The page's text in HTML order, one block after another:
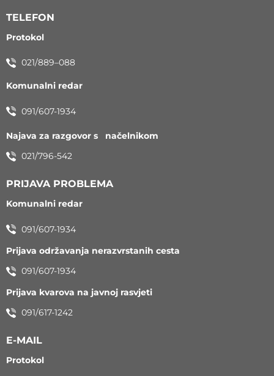
TELEFON
Protokol
021/889–088
Komunalni redar
091/607-1934
Najava za razgovor s načelnikom
021/796-542
PRIJAVA PROBLEMA
Komunalni redar
091/607-1934
Prijava održavanja nerazvrstanih cesta
091/607-1934
Prijava kvarova na javnoj rasvjeti
091/617-1242
E-MAIL
Protokol